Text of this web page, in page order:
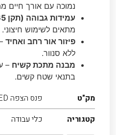
נמוכה עם אורך חיים
עמידות גבוהה (תקן IP65)
מתאים לשימוש חיצוני.
פיזור אור רחב ואחיד
ללא סנוור.
מבנה מתכת קשיח –
בתנאי שטח קשים.
מק"ט
פנס הצפה LED
קטגוריה
כלי עבודה